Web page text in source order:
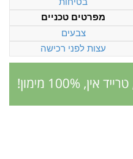
מפרטים טכניים
צבעים
עצות לפני רכישה